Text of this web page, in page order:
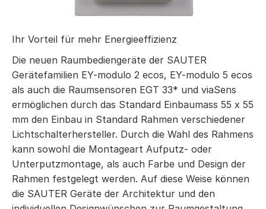
Ihr Vorteil für mehr Energieeffizienz
Die neuen Raumbediengeräte der SAUTER
Gerätefamilien EY-modulo 2 ecos, EY-modulo 5 ecos
als auch die Raumsensoren EGT 33* und viaSens
ermöglichen durch das Standard Einbaumass 55 x 55
mm den Einbau in Standard Rahmen verschiedener
Lichtschalterhersteller. Durch die Wahl des Rahmens
kann sowohl die Montageart Aufputz- oder
Unterputzmontage, als auch Farbe und Design der
Rahmen festgelegt werden. Auf diese Weise können
die SAUTER Geräte der Architektur und den